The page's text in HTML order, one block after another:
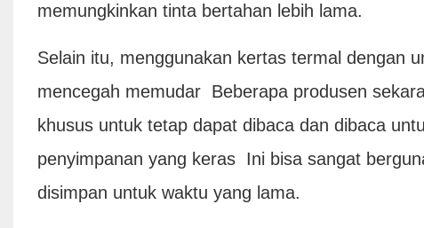
memungkinkan tinta bertahan lebih lama.
Selain itu, menggunakan kertas termal dengan
mencegah memudar Beberapa produsen
khusus untuk tetap dapat dibaca dan dibaca
penyimpanan yang keras Ini bisa sangat
disimpan untuk waktu yang lama.